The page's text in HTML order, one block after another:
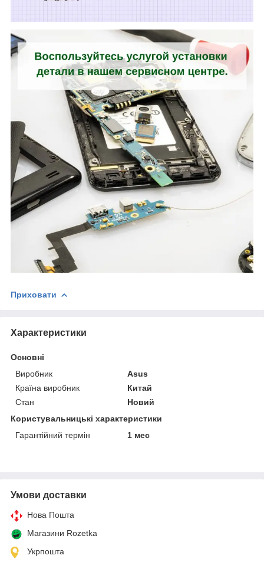
Приховати
Характеристики
Основні
Виробник
Asus
Країна виробник
Китай
Стан
Новий
Користувальницькі характеристики
Гарантійний термін
1 мес
Умови доставки
Нова Пошта
Магазини Rozetka
Укрпошта